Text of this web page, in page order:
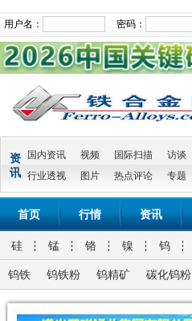
用户名： 密码：
资
讯
国内资讯 视频 国际扫描
访谈
行业透视
图片 热点评论 专题
首页 行情 资讯
硅 锰 铬 镍 钨
钨铁 钨铁粉 钨精矿 碳化钨粉